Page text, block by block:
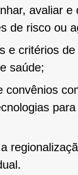
avaliar
de risco ou
e critérios
saúde;
convênios